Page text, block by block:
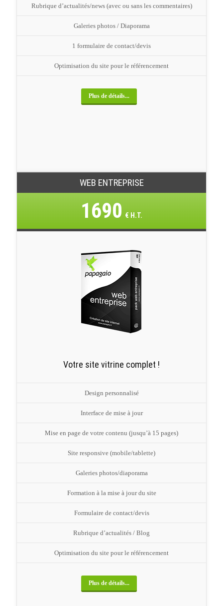
Rubrique d’actualités/news (avec ou sans les commentaires)
Galeries photos / Diaporama
1 formulaire de contact/devis
Optimisation du site pour le référencement
Plus de détails...
WEB ENTREPRISE
1690 € H.T.
Votre site vitrine complet !
Design personnalisé
Interface de mise à jour
Mise en page de votre contenu (jusqu’à 15 pages)
Site responsive (mobile/tablette)
Galeries photos/diaporama
Formation à la mise à jour du site
Formulaire de contact/devis
Rubrique d’actualités / Blog
Optimisation du site pour le référencement
Plus de détails...